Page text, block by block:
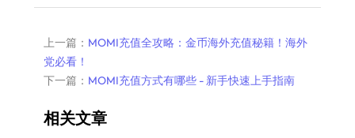
上一篇： MOMI充值全攻略：金币海外充值秘籍！海外
党必看！
下一篇： MOMI充值方式有哪些 - 新手快速上手指南
相关文章